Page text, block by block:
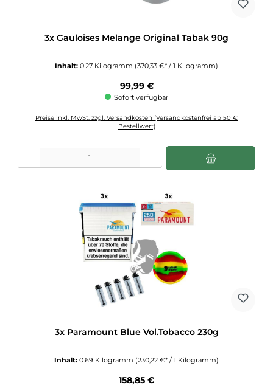
3x Gauloises Melange Original Tabak 90g
Inhalt: 0.27 Kilogramm (370,33 €* / 1 Kilogramm)
Regulärer Preis:
99,99 €
Sofort verfügbar
Preise inkl. MwSt. zzgl. Versandkosten (Versandkostenfrei ab 50 €
Bestellwert)
3x Paramount Blue Vol.Tobacco 230g
Inhalt: 0.69 Kilogramm (230,22 €* / 1 Kilogramm)
Regulärer Preis:
158,85 €